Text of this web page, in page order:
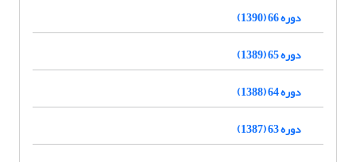
دوره 66 (1390)
دوره 65 (1389)
دوره 64 (1388)
دوره 63 (1387)